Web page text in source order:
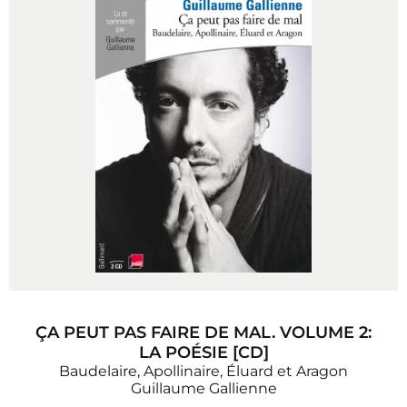
ÇA PEUT PAS FAIRE DE MAL. VOLUME 2:
LA POÉSIE [CD]
Baudelaire, Apollinaire, Éluard et Aragon
Guillaume Gallienne